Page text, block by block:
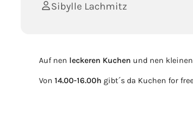
Sibylle Lachmitz
Auf nen leckeren Kuchen und nen
Von 14.00-16.00h gibt´s da Kuchen for